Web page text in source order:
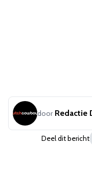
door Redactie
Deel dit bericht